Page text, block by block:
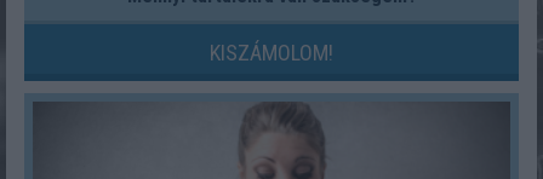
KISZÁMOLOM!